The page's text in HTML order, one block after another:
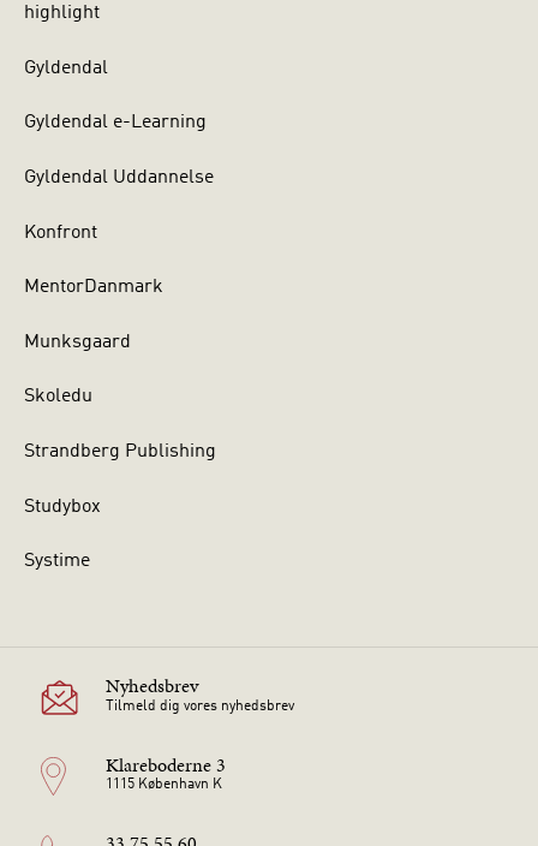
highlight
Gyldendal
Gyldendal e-Learning
Gyldendal Uddannelse
Konfront
MentorDanmark
Munksgaard
Skoledu
Strandberg Publishing
Studybox
Systime
Nyhedsbrev
Tilmeld dig vores nyhedsbrev
Klareboderne 3
1115 København K